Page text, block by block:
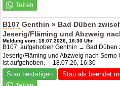
B107 Genthin » Bad Düben
Jeserig/Fläming und Abzweig
Meldung vom: 18.07.2026, 16:30 Uhr
B107 aufgehoben Genthin → Bad Düben
Jeserig/Fläming und Abzweig nach
ist aufgehoben. —18.07.26, 16:30
Stau bestätigen Stau als beendet